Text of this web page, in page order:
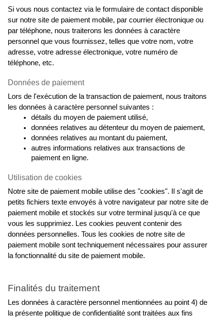
Si vous nous contactez via le formulaire de contact disponible
sur notre site de paiement mobile, par courrier électronique ou
par téléphone, nous traiterons les données à caractère
personnel que vous fournissez, telles que votre nom, votre
adresse, votre adresse électronique, votre numéro de
téléphone, etc.
Données de paiement
Lors de l'exécution de la transaction de paiement, nous traitons
les données à caractère personnel suivantes :
détails du moyen de paiement utilisé,
données relatives au détenteur du moyen de paiement,
données relatives au montant du paiement,
autres informations relatives aux transactions de
paiement en ligne.
Utilisation de cookies
Notre site de paiement mobile utilise des "cookies". Il s'agit de
petits fichiers texte envoyés à votre navigateur par notre site de
paiement mobile et stockés sur votre terminal jusqu'à ce que
vous les supprimiez. Les cookies peuvent contenir des
données personnelles. Tous les cookies de notre site de
paiement mobile sont techniquement nécessaires pour assurer
la fonctionnalité du site de paiement mobile.
Finalités du traitement
Les données à caractère personnel mentionnées au point 4) de
la présente politique de confidentialité sont traitées aux fins